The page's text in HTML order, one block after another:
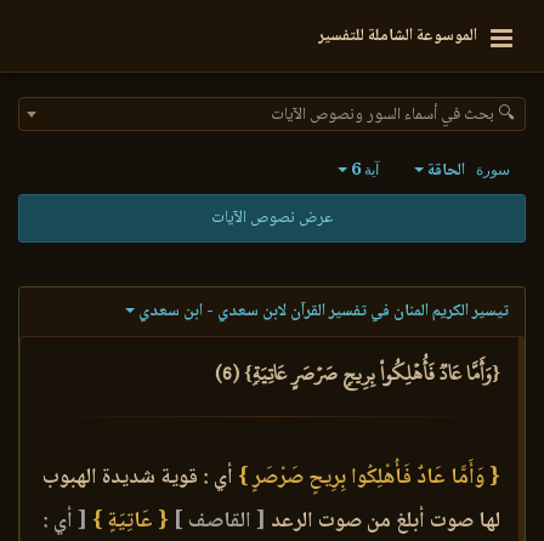
الموسوعة الشاملة للتفسير
🔍 بحث في أسماء السور ونصوص الآيات
سورة الحاقة آية6
عرض نصوص الآيات
تيسير الكريم المنان في تفسير القرآن لابن سعدي - ابن سعدي
{وَأَمَّا عَادٞ فَأُهۡلِكُواْ بِرِيحٖ صَرۡصَرٍ عَاتِيَةٖ} (6)
{ وَأَمَّا عَادٌ فَأُهْلِكُوا بِرِيحٍ صَرْصَرٍ } أي : قوية شديدة الهبوب
لها صوت أبلغ من صوت الرعد [ القاصف ] { عَاتِيَةٍ } [ أي :